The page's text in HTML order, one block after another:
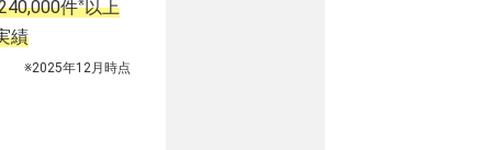
件 以上
績
※2025年12月時点